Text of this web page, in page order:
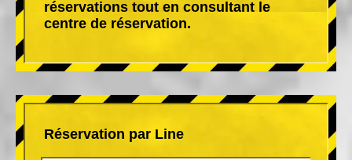
réservations tout en consultant le
centre de réservation.
Réservation par Line